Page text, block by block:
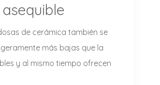
de cerámica también se
más bajas que la
y al mismo tiempo ofrecen